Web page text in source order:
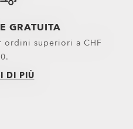
GRATUITA
ordini superiori a CHF
DI PIÙ